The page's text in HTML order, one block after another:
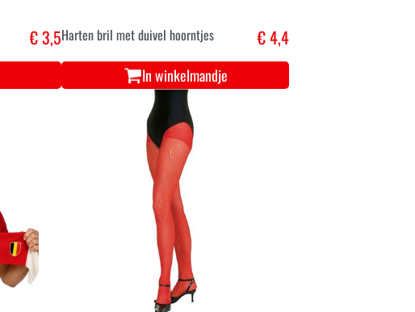
€ 3,5Harten bril met duivel hoorntjes € 4,4
In winkelmandje